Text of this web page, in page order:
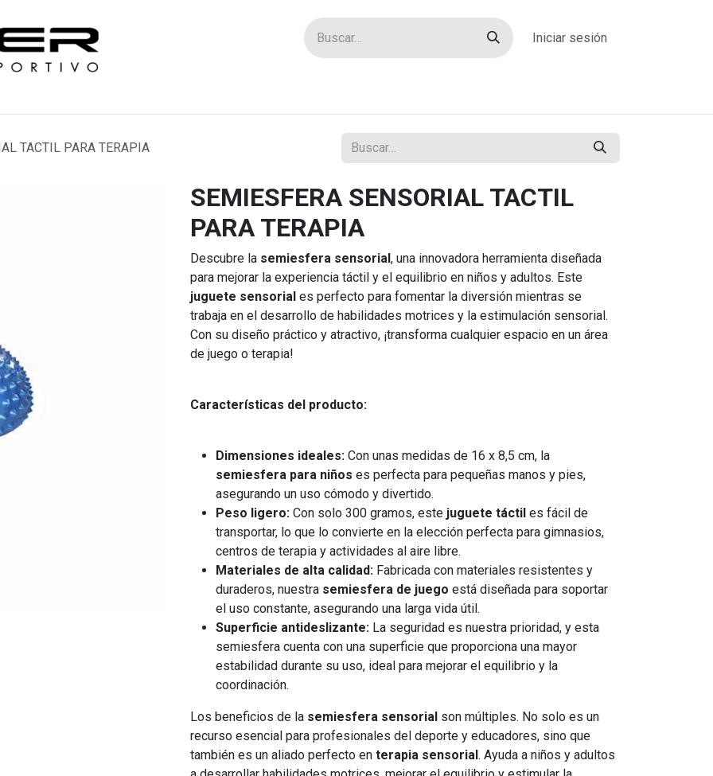
Iniciar sesión
TACTIL PARA TERAPIA
SEMIESFERA SENSORIAL TACTIL
PARA TERAPIA
Descubre la semiesfera sensorial, una innovadora herramienta diseñada
para mejorar la experiencia táctil y el equilibrio en niños y adultos. Este
juguete sensorial es perfecto para fomentar la diversión mientras se
trabaja en el desarrollo de habilidades motrices y la estimulación sensorial.
Con su diseño práctico y atractivo, ¡transforma cualquier espacio en un área
de juego o terapia!
Características del producto:
Dimensiones ideales: Con unas medidas de 16 x 8,5 cm, la
semiesfera para niños es perfecta para pequeñas manos y pies,
asegurando un uso cómodo y divertido.
Peso ligero: Con solo 300 gramos, este juguete táctil es fácil de
transportar, lo que lo convierte en la elección perfecta para gimnasios,
centros de terapia y actividades al aire libre.
Materiales de alta calidad: Fabricada con materiales resistentes y
duraderos, nuestra semiesfera de juego está diseñada para soportar
el uso constante, asegurando una larga vida útil.
Superficie antideslizante: La seguridad es nuestra prioridad, y esta
semiesfera cuenta con una superficie que proporciona una mayor
estabilidad durante su uso, ideal para mejorar el equilibrio y la
coordinación.
Los beneficios de la semiesfera sensorial son múltiples. No solo es un
recurso esencial para profesionales del deporte y educadores, sino que
también es un aliado perfecto en terapia sensorial. Ayuda a niños y adultos